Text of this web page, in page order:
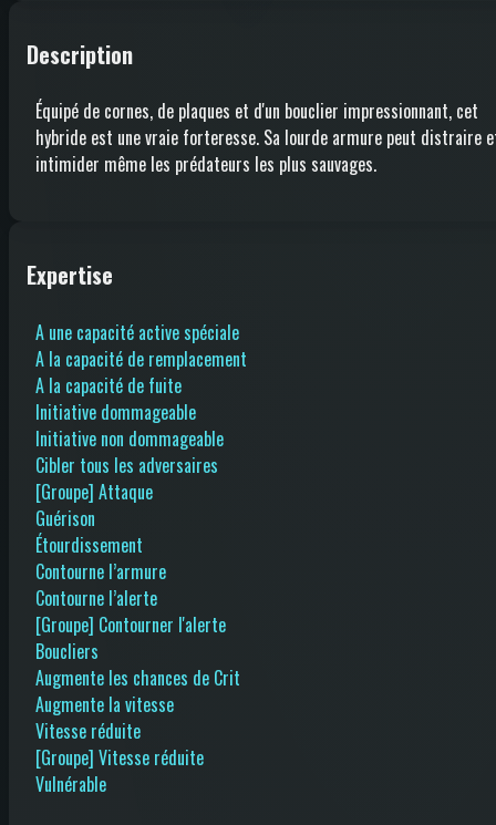
Description
Équipé de cornes, de plaques et d'un bouclier impressionnant, cet
hybride est une vraie forteresse. Sa lourde armure peut distraire
intimider même les prédateurs les plus sauvages.
Expertise
A une capacité active spéciale
A la capacité de remplacement
A la capacité de fuite
Initiative dommageable
Initiative non dommageable
Cibler tous les adversaires
[Groupe] Attaque
Guérison
Étourdissement
Contourne l’armure
Contourne l’alerte
[Groupe] Contourner l'alerte
Boucliers
Augmente les chances de Crit
Augmente la vitesse
Vitesse réduite
[Groupe] Vitesse réduite
Vulnérable